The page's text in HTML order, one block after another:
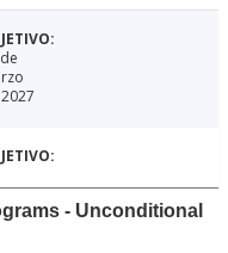
- Unconditional